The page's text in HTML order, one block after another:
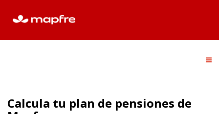
Calcula tu plan de pensiones de